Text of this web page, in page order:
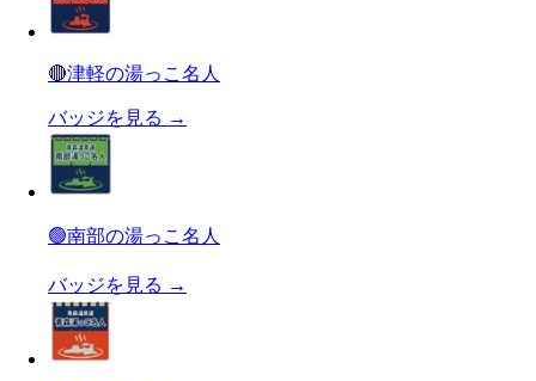
🔴津軽の湯っこ名人
バッジを見る →
🟢南部の湯っこ名人
バッジを見る →